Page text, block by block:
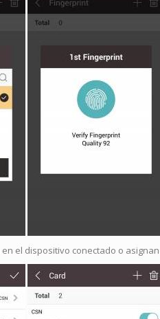
el dispositivo conectado o